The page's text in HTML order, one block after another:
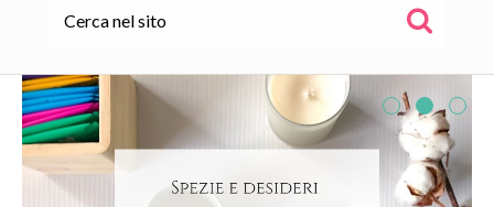
WOR(L)DS
SERVIZI